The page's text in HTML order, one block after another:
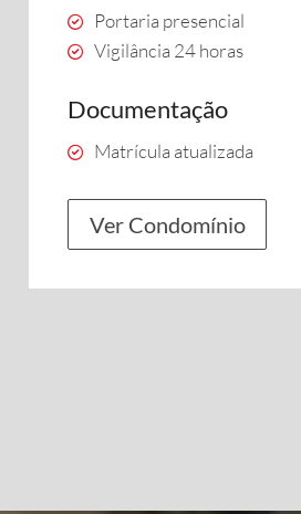
Portaria presencial
Vigilância 24 horas
Documentação
Matrícula atualizada
Ver Condomínio